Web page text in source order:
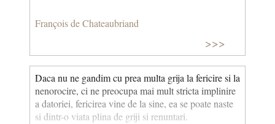
François de Chateaubriand
>>>
Daca nu ne gandim cu prea multa grija la fericire si la
nenorocire, ci ne preocupa mai mult stricta implinire
a datoriei, fericirea vine de la sine, ea se poate naste
si dintr-o viata plina de griji si renuntari.